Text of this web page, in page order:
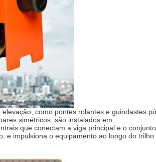
como pontes rolantes e guindastes
simétricos, são instalados em..
que conectam a viga principal e o
e impulsiona o equipamento ao longo do trilho